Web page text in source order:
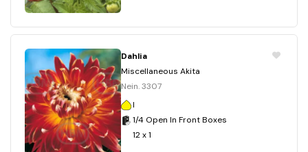
Dahlia
Miscellaneous Akita
Nein. 3307
I
1/4 Open In Front Boxes
12 x 1